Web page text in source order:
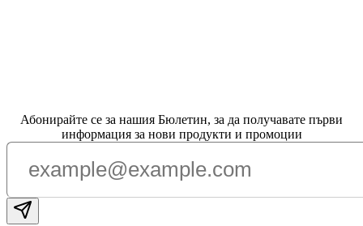
Абонирайте се за нашия Бюлетин, за да получавате първи
информация за нови продукти и промоции
Subscribe email